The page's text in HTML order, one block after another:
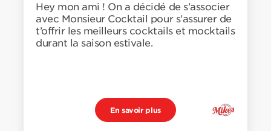
Hey mon ami ! On a décidé de s’associer
avec Monsieur Cocktail pour s’assurer de
t’offrir les meilleurs cocktails et mocktails
durant la saison estivale.
En savoir plus